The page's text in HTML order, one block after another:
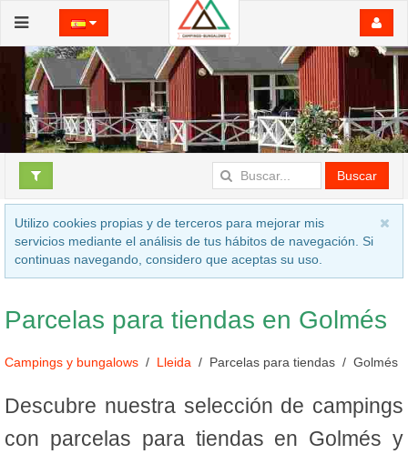
Buscar
Utilizo cookies propias y de terceros para mejorar mis
servicios mediante el análisis de tus hábitos de navegación. Si
continuas navegando, considero que aceptas su uso.
Parcelas para tiendas en Golmés
Campings y bungalows Lleida Parcelas para tiendas Golmés
Descubre nuestra selección de campings
con parcelas para tiendas en Golmés y